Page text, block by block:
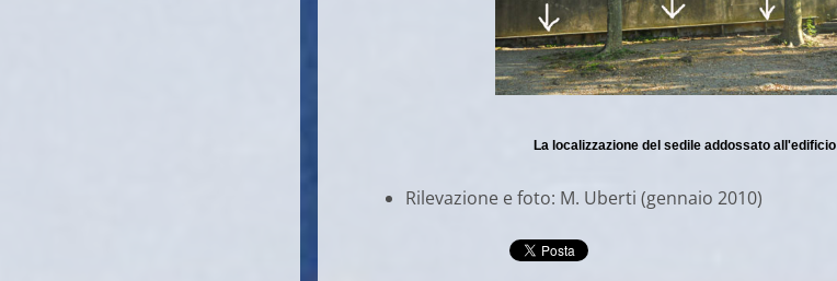
La localizzazione del sedile addossato all'edificio
Rilevazione e foto: M. Uberti (gennaio 2010)